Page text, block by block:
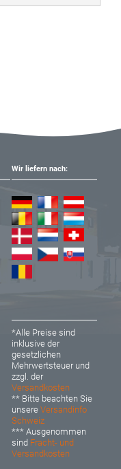
Wir liefern nach:
*Alle Preise sind
inklusive der
gesetzlichen
Mehrwertsteuer und
zzgl. der
Versandkosten
** Bitte beachten Sie
unsereVersandinfo
Schweiz
*** Ausgenommen
sind Fracht- und
Versandkosten